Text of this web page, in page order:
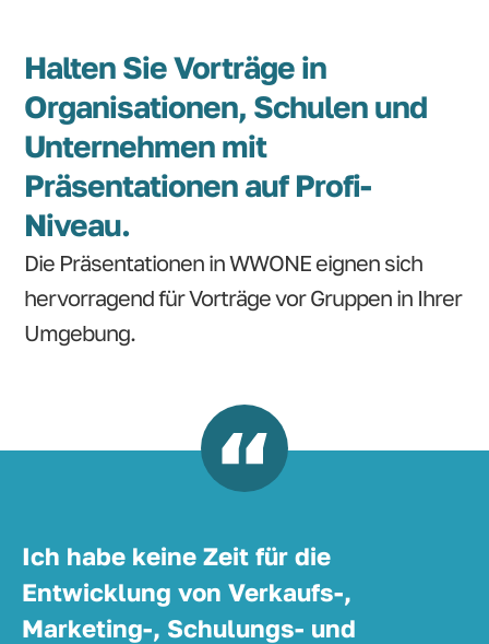
Halten Sie Vorträge in
Organisationen, Schulen und
Unternehmen mit
Präsentationen auf Profi-
Niveau.
Die Präsentationen in WWONE eignen sich
hervorragend für Vorträge vor Gruppen in Ihrer
Umgebung.
Ich habe keine Zeit für die
Entwicklung von Verkaufs-,
Marketing-, Schulungs- und